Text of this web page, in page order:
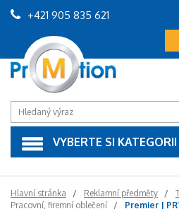
+421 905 835 621
VYBERTE SI KATEGORII
Hlavní stránka Reklamní předměty
Pracovní, firemní oblečení
Premier |